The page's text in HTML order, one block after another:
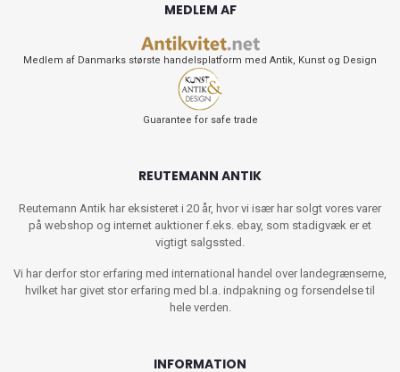
MEDLEM AF
Medlem af Danmarks største handelsplatform med Antik, Kunst og Design
Guarantee for safe trade
REUTEMANN ANTIK
Reutemann Antik har eksisteret i 20 år, hvor vi især har solgt vores varer
på webshop og internet auktioner f.eks. ebay, som stadigvæk er et
vigtigt salgssted.
Vi har derfor stor erfaring med international handel over landegrænserne,
hvilket har givet stor erfaring med bl.a. indpakning og forsendelse til
hele verden.
INFORMATION